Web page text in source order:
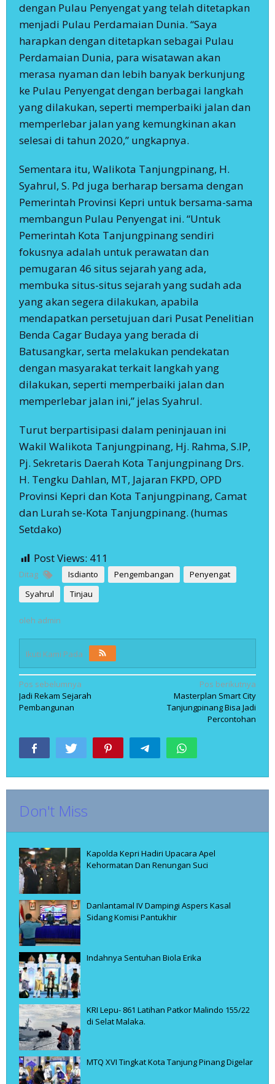
dengan Pulau Penyengat yang telah ditetapkan
menjadi Pulau Perdamaian Dunia. “Saya
harapkan dengan ditetapkan sebagai Pulau
Perdamaian Dunia, para wisatawan akan
merasa nyaman dan lebih banyak berkunjung
ke Pulau Penyengat dengan berbagai langkah
yang dilakukan, seperti memperbaiki jalan dan
memperlebar jalan yang kemungkinan akan
selesai di tahun 2020,” ungkapnya.
Sementara itu, Walikota Tanjungpinang, H.
Syahrul, S. Pd juga berharap bersama dengan
Pemerintah Provinsi Kepri untuk bersama-sama
membangun Pulau Penyengat ini. “Untuk
Pemerintah Kota Tanjungpinang sendiri
fokusnya adalah untuk perawatan dan
pemugaran 46 situs sejarah yang ada,
membuka situs-situs sejarah yang sudah ada
yang akan segera dilakukan, apabila
mendapatkan persetujuan dari Pusat Penelitian
Benda Cagar Budaya yang berada di
Batusangkar, serta melakukan pendekatan
dengan masyarakat terkait langkah yang
dilakukan, seperti memperbaiki jalan dan
memperlebar jalan ini,” jelas Syahrul.
Turut berpartisipasi dalam peninjauan ini
Wakil Walikota Tanjungpinang, Hj. Rahma, S.IP,
Pj. Sekretaris Daerah Kota Tanjungpinang Drs.
H. Tengku Dahlan, MT, Jajaran FKPD, OPD
Provinsi Kepri dan Kota Tanjungpinang, Camat
dan Lurah se-Kota Tanjungpinang. (humas
Setdako)
Post Views: 411
Ditag Isdianto Pengembangan
Penyengat
Syahrul
Tinjau
oleh admin
Ikuti Kami Pada
Navigasi
pos
Pos sebelumnya
Jadi Rekam Sejarah
Pembangunan
Pos berikutnya
Masterplan Smart City
Tanjungpinang Bisa Jadi
Percontohan
Don't Miss
Kapolda Kepri Hadiri Upacara Apel
Kehormatan Dan Renungan Suci
Danlantamal IV Dampingi Aspers Kasal
Sidang Komisi Pantukhir
Indahnya Sentuhan Biola Erika
KRI Lepu- 861 Latihan Patkor Malindo 155/22
di Selat Malaka.
MTQ XVI Tingkat Kota Tanjung Pinang Digelar